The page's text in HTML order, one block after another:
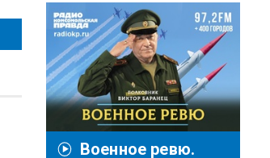
Военное ревю.